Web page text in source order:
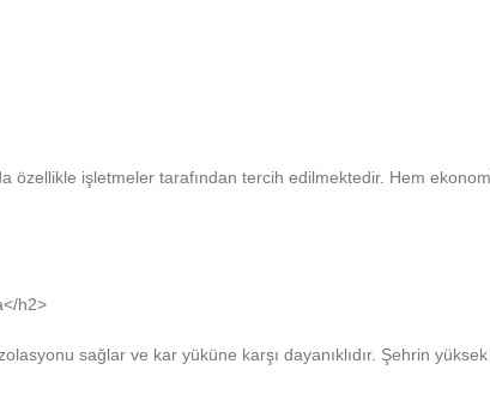
işletmeler tarafından tercih edilmektedir. Hem
h2>
sağlar ve kar yüküne karşı dayanıklıdır. Şehrin yüksek